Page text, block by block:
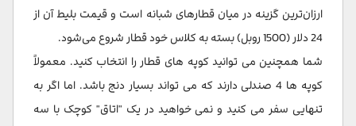
ارزان‌ترین گزینه در میان قطارهای شبانه است و قیمت بلیط آن از
24 دلار (1500 روبل) بسته به کلاس خود قطار شروع می‌شود.
شما همچنین می توانید کوپه های قطار را انتخاب کنید. معمولاً
کوپه ها 4 صندلی دارند که می تواند بسیار دنج باشد. اما اگر به
تنهایی سفر می کنید و نمی خواهید در یک "اتاق" کوچک با سه